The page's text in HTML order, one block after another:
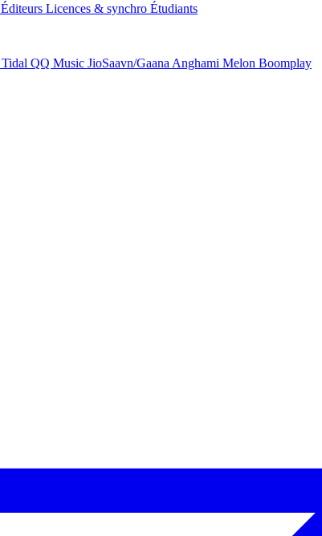
Éditeurs Licences & synchro Étudiants
Tidal QQ Music JioSaavn/Gaana Anghami Melon Boomplay